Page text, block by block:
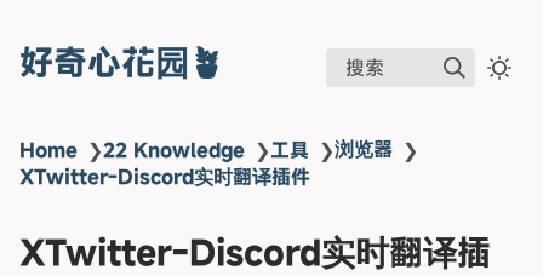
好奇心花园🪴 搜索
Home ❯22 Knowledge ❯工具 ❯浏览器 ❯
XTwitter-Discord实时翻译插件
XTwitter-Discord实时翻译插